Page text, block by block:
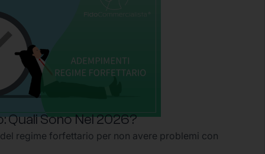
Sono Nel 2026?
regime forfettario per non avere problemi con